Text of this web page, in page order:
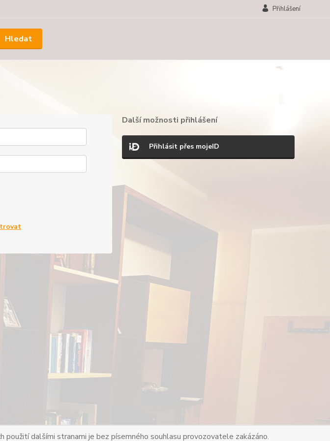
Přihlášení
Hledat
Další možnosti přihlášení
Přihlásit přes mojeID
dalšími stranami je bez písemného souhlasu provozovatele zakázáno.